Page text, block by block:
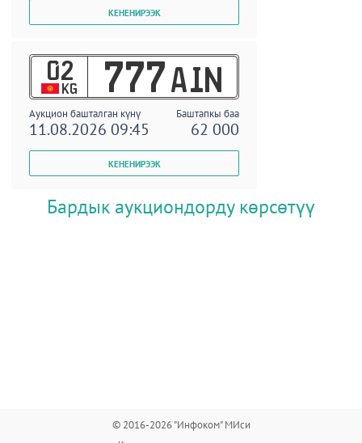
02
KG 777 AIN
Аукцион башталган күнү Баштапкы баа
11.08.2026 09:45 62 000
Бардык аукциондорду көрсөтүү
© 2016-2026 "Инфоком" МИси